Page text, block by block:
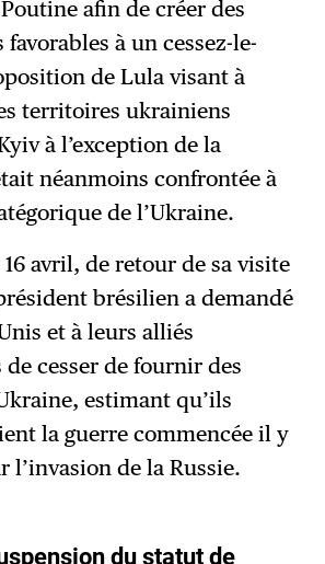
afin de créer des
à un cessez-le-
de Lula visant à
territoires ukrainiens
à l’exception de la
néanmoins confrontée à
de l’Ukraine.
avril, de retour de sa visite
brésilien a demandé
et à leurs alliés
de cesser de fournir des
estimant qu’ils
la guerre commencée il y
l’invasion de la Russie.